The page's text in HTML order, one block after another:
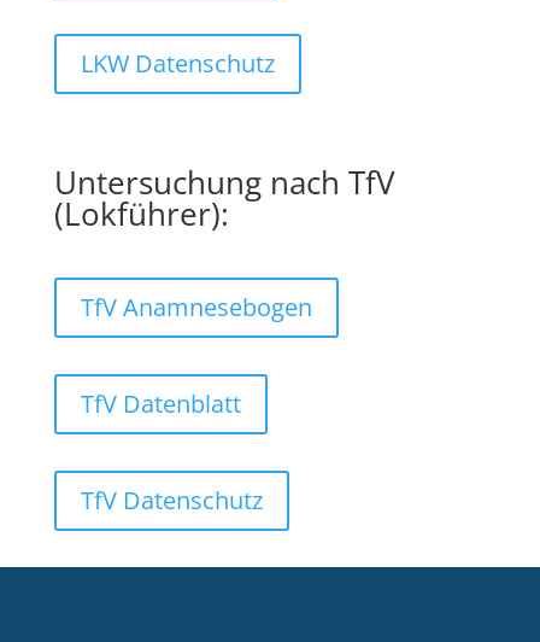
LKW Datenschutz
Untersuchung nach TfV
(Lokführer):
TfV Anamnesebogen
TfV Datenblatt
TfV Datenschutz